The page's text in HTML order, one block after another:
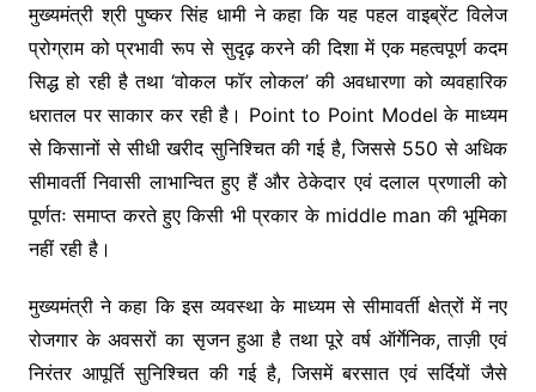
मुख्यमंत्री श्री पुष्कर सिंह धामी ने कहा कि यह पहल वाइब्रेंट विलेज
प्रोग्राम को प्रभावी रूप से सुदृढ़ करने की दिशा में एक महत्वपूर्ण कदम
सिद्ध हो रही है तथा ‘वोकल फॉर लोकल’ की अवधारणा को व्यवहारिक
धरातल पर साकार कर रही है। Point to Point Model के माध्यम
से किसानों से सीधी खरीद सुनिश्चित की गई है, जिससे 550 से अधिक
सीमावर्ती निवासी लाभान्वित हुए हैं और ठेकेदार एवं दलाल प्रणाली को
पूर्णतः समाप्त करते हुए किसी भी प्रकार के middle man की भूमिका
नहीं रही है।
मुख्यमंत्री ने कहा कि इस व्यवस्था के माध्यम से सीमावर्ती क्षेत्रों में नए
रोजगार के अवसरों का सृजन हुआ है तथा पूरे वर्ष ऑर्गेनिक, ताज़ी एवं
निरंतर आपूर्ति सुनिश्चित की गई है, जिसमें बरसात एवं सर्दियों जैसे